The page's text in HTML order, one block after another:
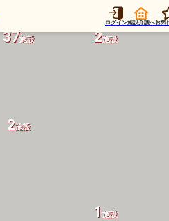
ログイン施設介護へお気
1 施設
2施設
37施設 2施設